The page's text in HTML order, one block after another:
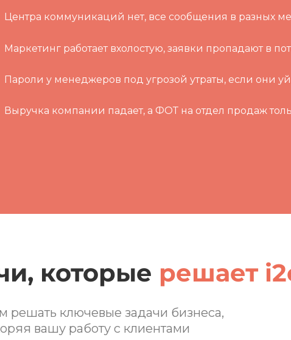
Центра коммуникаций нет, все сообщения в разных
Маркетинг работает вхолостую, заявки пропадают в
Пароли у менеджеров под угрозой утраты, если они
Выручка компании падает, а ФОТ на отдел продаж
которые решает
решать ключевые задачи бизнеса,
вашу работу с клиентами